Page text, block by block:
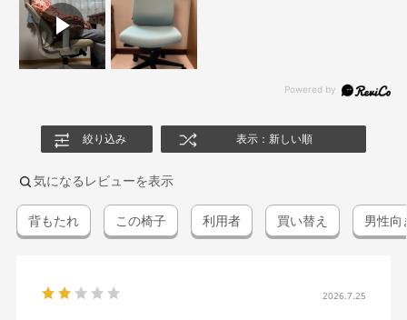
絞り込み 表示：新しい順
気になるレビューを表示
背もたれ この椅子 利用者 買い替え 男性向
2026.7.25